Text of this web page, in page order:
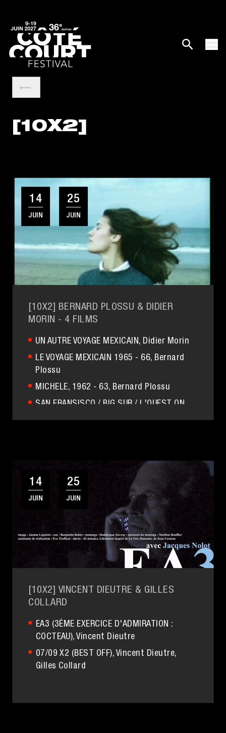
[10X2]
14
JUIN
25
JUIN
[10X2] BERNARD PLOSSU & DIDIER
MORIN - 4 FILMS
UN AUTRE VOYAGE MEXICAIN, Didier Morin
LE VOYAGE MEXICAIN 1965 - 66, Bernard
Plossu
MICHELE, 1962 - 63, Bernard Plossu
SAN FRANSISCO / BIG SUR / L'OUEST ON
14
JUIN
25
JUIN
[10X2] VINCENT DIEUTRE & GILLES
COLLARD
EA3 (3ÈME EXERCICE D'ADMIRATION :
COCTEAU), Vincent Dieutre
07/09 X2 (BEST OFF), Vincent Dieutre,
Gilles Collard